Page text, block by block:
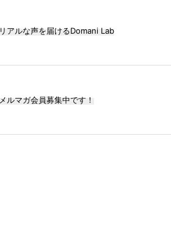
リアルな声を届けるDomani Lab
メルマガ会員募集中です！